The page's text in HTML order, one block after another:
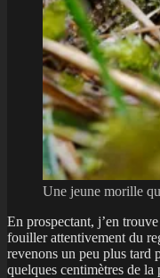
Une jeune morille
En prospectant, j’en
fouiller attentivement du
revenons un peu plus tard
quelques centimètres de